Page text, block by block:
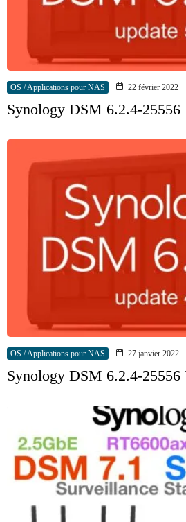
OS / Applications pour NAS 22 février 2022
Synology DSM 6.2.4-25556
OS / Applications pour NAS 27 janvier 2022
Synology DSM 6.2.4-25556